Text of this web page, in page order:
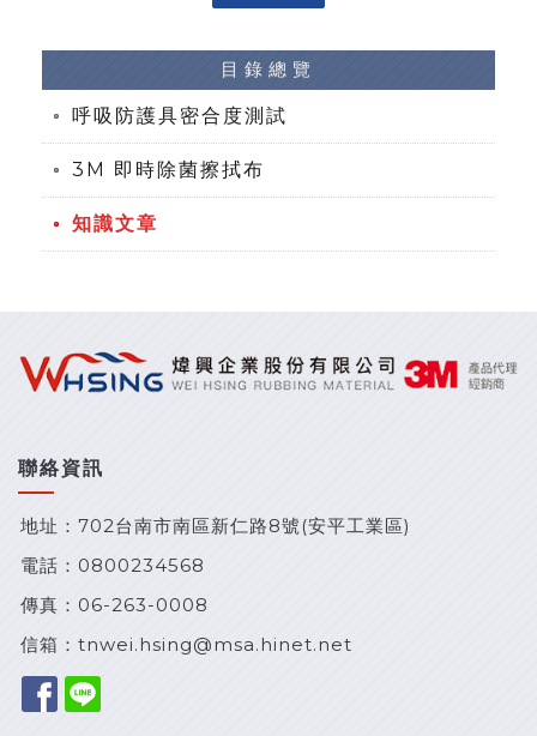
目錄總覽
呼吸防護具密合度測試
3M 即時除菌擦拭布
知識文章
聯絡資訊
地址：702台南市南區新仁路8號(安平工業區)
電話： 0800234568
傳真：06-263-0008
信箱： tnwei.hsing@msa.hinet.net